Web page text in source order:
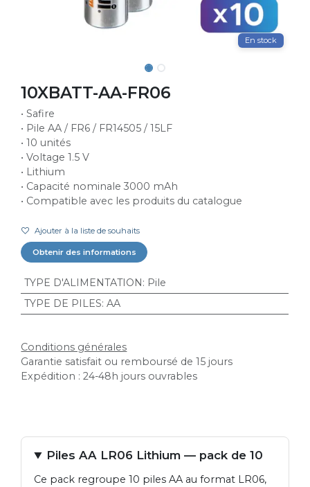
En stock
10XBATT-AA-FR06
• Safire
• Pile AA / FR6 / FR14505 / 15LF
• 10 unités
• Voltage 1.5 V
• Lithium
• Capacité nominale 3000 mAh
• Compatible avec les produits du catalogue
Ajouter à la liste de souhaits
Obtenir des informations
TYPE D'ALIMENTATION : Pile
TYPE DE PILES: AA
Conditions générales
Garantie satisfait ou remboursé de 15 jours
Expédition : 24-48h jours ouvrables
Piles AA LR06 Lithium — pack de 10
Ce pack regroupe 10 piles AA au format LR06,